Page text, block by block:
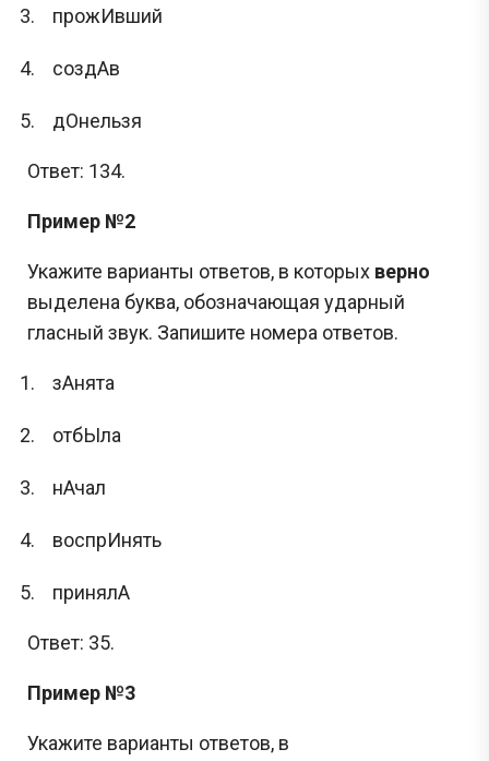
прожИвший
создАв
дОнельзя
Ответ: 134.
Пример №2
Укажите варианты ответов, в которых верно
выделена буква, обозначающая ударный
гласный звук. Запишите номера ответов.
зАнята
отбЫла
нАчал
воспрИнять
принялА
Ответ: 35.
Пример №3
Укажите варианты ответов, в